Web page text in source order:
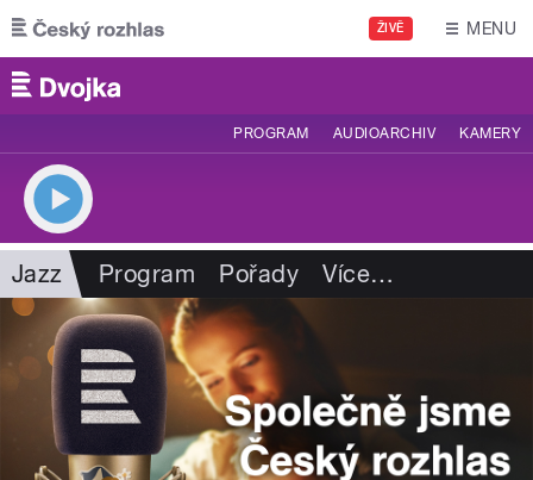
Přejít k hlavnímu obsahu
ŽIVĚ MENU
PROGRAM AUDIOARCHIV KAMERY
Jazz Program Pořady Více…